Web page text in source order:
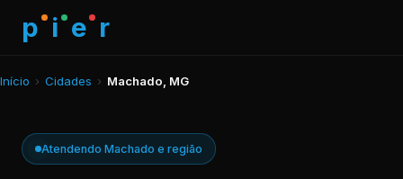
p i e r
Início › Cidades › Machado, MG
Atendendo Machado e região